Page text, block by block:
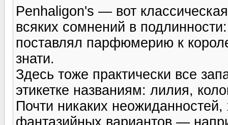
Penhaligon's — вот
всяких сомнений в
поставлял парфюмерию к
знати.
Здесь тоже практически все
этикетке названиям: лилия,
Почти никаких неожиданностей,
фантазийных вариантов —